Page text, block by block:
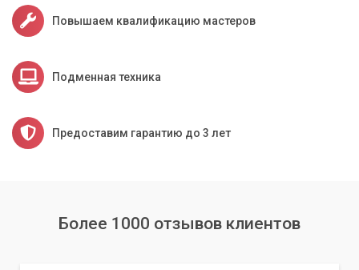
Повышаем квалификацию мастеров
Подменная техника
Предоставим гарантию до 3 лет
Более 1000 отзывов клиентов